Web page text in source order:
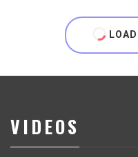
LOAD
VIDEOS